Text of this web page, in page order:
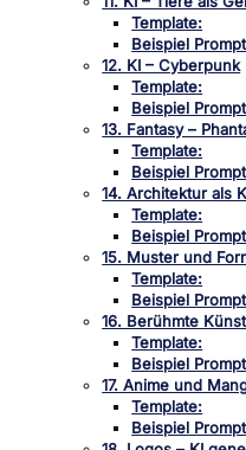
Template:
Beispiel
12. KI – Cyberpunk
Template:
Beispiel
13. Fantasy –
Template:
Beispiel
14. Architektur als
Template:
Beispiel
15. Muster und
Template:
Beispiel
16. Berühmte
Template:
Beispiel
17. Anime und
Template:
Beispiel